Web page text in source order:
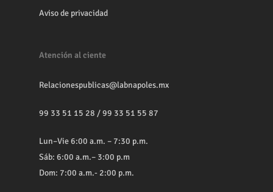
Aviso de privacidad
Atención al ciente
Relacionespublicas@labnapoles.mx
99 33 51 15 28 /99 33 51 55 87
Lun–Vie 6:00 a.m. – 7:30 p.m.
Sáb: 6:00 a.m.– 3:00 p.m
Dom: 7:00 a.m.- 2:00 p.m.